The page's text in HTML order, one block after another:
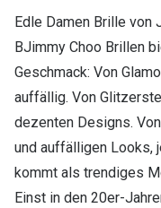
Zubehör
Brillenbügel
Brillenetuis
Brillenkettchen
Edle Damen Brille von
BJimmy Choo Brillen
Geschmack: Von
auffällig. Von
dezenten Designs.
und auffälligen Looks,
kommt als trendiges
Einst in den 20er-